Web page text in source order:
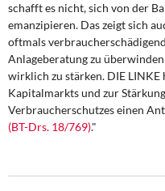
schafft es nicht, sich von der
emanzipieren. Das zeigt sich
oftmals
Anlageberatung zu
wirklich zu stärken. DIE LINKE
Kapitalmarkts und zur
Verbraucherschutzes einen
(BT-Drs. 18/769)."